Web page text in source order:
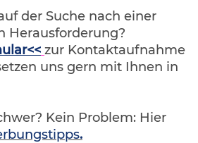
der Suche nach einer
Herausforderung?
zur Kontaktaufnahme
uns gern mit Ihnen in
Kein Problem: Hier
.